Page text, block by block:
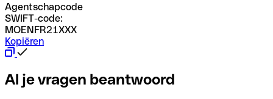
Agentschapcode
SWIFT-code:
MOENFR21XXX
Kopiëren
Al je vragen beantwoord